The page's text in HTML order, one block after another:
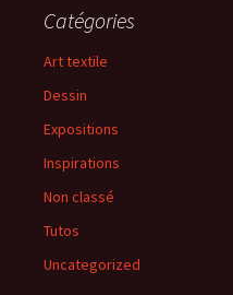
Catégories
Art textile
Dessin
Expositions
Inspirations
Non classé
Tutos
Uncategorized